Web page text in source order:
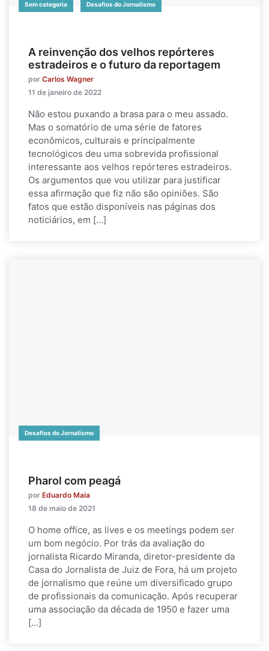
Sem categoria Desafios do Jornalismo
A reinvenção dos velhos repórteres
estradeiros e o futuro da reportagem
por Carlos Wagner
11 de janeiro de 2022
Não estou puxando a brasa para o meu assado.
Mas o somatório de uma série de fatores
econômicos, culturais e principalmente
tecnológicos deu uma sobrevida profissional
interessante aos velhos repórteres estradeiros.
Os argumentos que vou utilizar para justificar
essa afirmação que fiz não são opiniões. São
fatos que estão disponíveis nas páginas dos
noticiários, em […]
Desafios do Jornalismo
Pharol com peagá
por Eduardo Maia
18 de maio de 2021
O home office, as lives e os meetings podem ser
um bom negócio. Por trás da avaliação do
jornalista Ricardo Miranda, diretor-presidente da
Casa do Jornalista de Juiz de Fora, há um projeto
de jornalismo que reúne um diversificado grupo
de profissionais da comunicação. Após recuperar
uma associação da década de 1950 e fazer uma
[…]